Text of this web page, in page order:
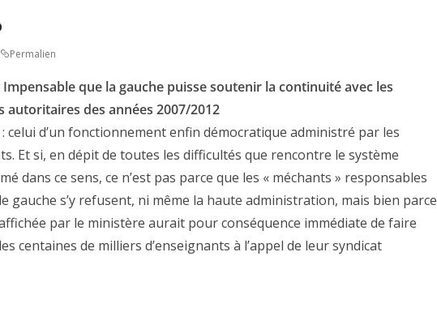
Permalien
que la gauche puisse soutenir la continuité avec les
des années 2007/2012
: celui d’un fonctionnement enfin démocratique administré par les
Et si, en dépit de toutes les difficultés que rencontre le système
dans ce sens, ce n’est pas parce que les « méchants » responsables
gauche s’y refusent, ni même la haute administration, mais bien parce
par le ministère aurait pour conséquence immédiate de faire
centaines de milliers d’enseignants à l’appel de leur syndicat